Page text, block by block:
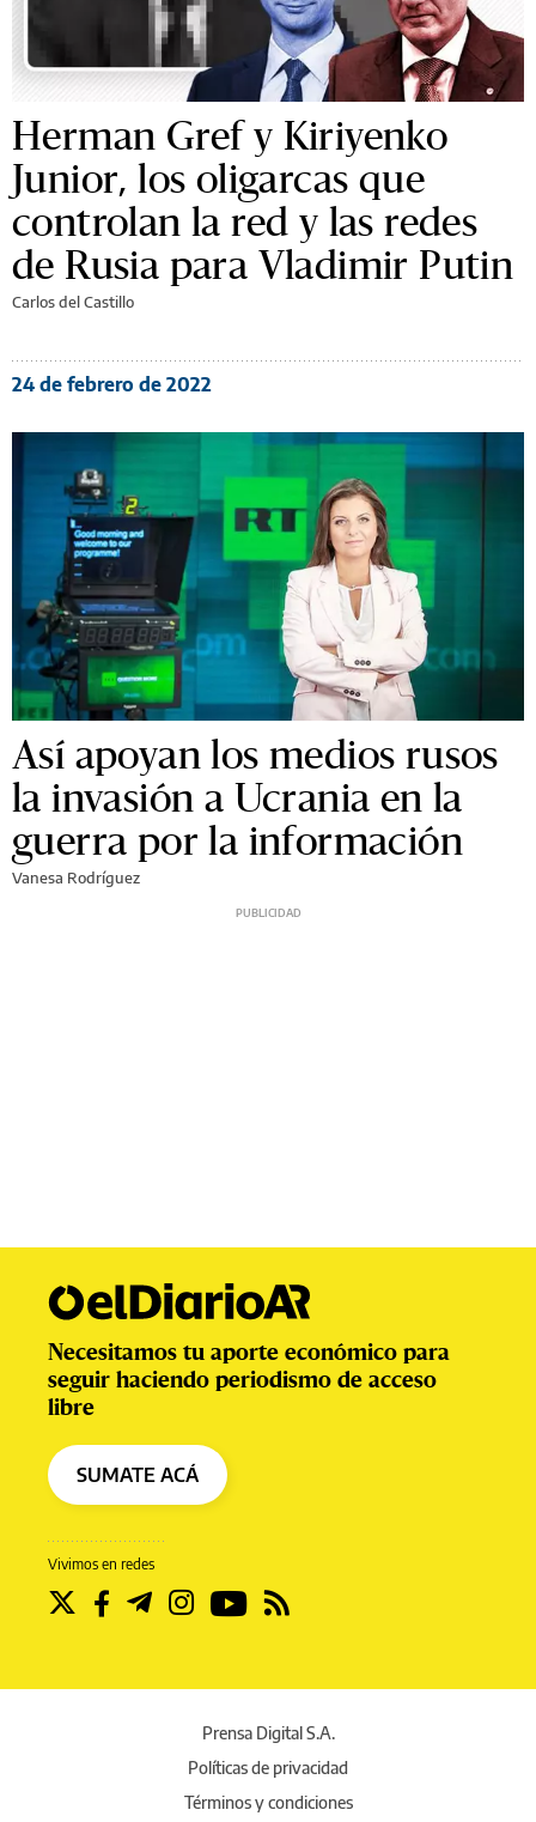
Herman Gref y Kiriyenko
Junior, los oligarcas que
controlan la red y las redes
de Rusia para Vladimir Putin
Carlos del Castillo
24 de febrero de 2022
Así apoyan los medios rusos
la invasión a Ucrania en la
guerra por la información
Vanesa Rodríguez
Vivimos en redes
Necesitamos tu aporte económico para
seguir haciendo periodismo de acceso
libre
SUMATE ACÁ
Prensa Digital S.A.
Políticas de privacidad
Términos y condiciones